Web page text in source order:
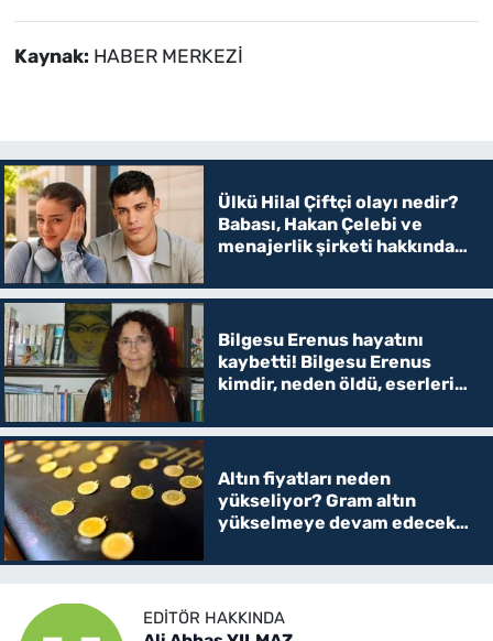
Kaynak: HABER MERKEZİ
Ülkü Hilal Çiftçi olayı nedir?
Babası, Hakan Çelebi ve
menajerlik şirketi hakkında
Bilgesu Erenus hayatını
kaybetti! Bilgesu Erenus
kimdir, neden öldü, eserleri
Altın fiyatları neden
yükseliyor? Gram altın
yükselmeye devam edecek
EDITÖR HAKKINDA